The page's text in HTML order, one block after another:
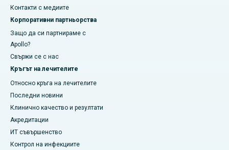
​​​​​Контакти с медиите
Корпоративни партньорства
Защо да си партнираме с
Apollo?
Свържи се с нас
Кръгът на лечителите
Относно кръга на лечителите
Последни новини
Клинично качество и резултати
Акредитации
ИТ съвършенство
Контрол на инфекциите